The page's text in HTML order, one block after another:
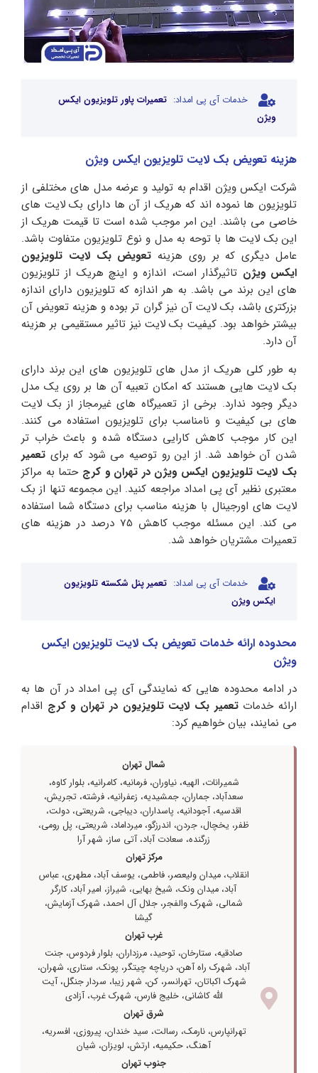
خدمات آی پی امداد: تعمیرات پاور تلویزیون ایکس
ویژن
هزینه تعویض بک لایت تلویزیون ایکس ویژن
شرکت ایکس ویژن اقدام به تولید و عرضه مدل های مختلفی از
تلویزیون ها نموده اند که هریک از آن ها دارای بک لایت های
خاصی می باشند. این امر موجب شده است تا قیمت هریک از
این بک لایت ها با توحه به مدل و نوع تلویزیون متفاوت باشد.
عامل دیگری که بر روی هزینه تعویض بک لایت تلویزیون
ایکس ویژن تاثیرگذار است، اندازه و اینچ هریک از تلویزیون
های این برند می باشد. به هر اندازه که تلویزیون دارای اندازه
بزرکتری باشد، بک لایت آن نیز گران تر بوده و هزینه تعویض آن
بیشتر خواهد بود. کیفیت بک لایت نیز تاثیر مستقیمی بر هزینه
آن دارد.
به طور کلی هریک از مدل های تلویزیون های این برند دارای
بک لایت هایی هستند که امکان تعبیه آن ها بر روی یک مدل
دیگر وجود ندارد. برخی از تعمیرگاه های غیرمجاز از بک لایت
های بی کیفیت و نامناسب برای تلویزیون استفاده می کنند.
این کار موجب کاهش کارایی دستگاه شده و باعث خراب تر
شدن آن خواهد شد. از این رو توصیه می شود که برای تعمیر
بک لایت تلویزیون ایکس ویژن در تهران و کرج حتما به مراکز
معتبری نظیر آی پی امداد مراجعه کنید. این مجموعه تنها از بک
لایت های اورجینال با هزینه مناسب برای دستگاه شما استفاده
می کند. این مسئله موجب کاهش 75 درصد در هزینه های
تعمیرات مشتریان خواهد شد.
خدمات آی پی امداد: تعمیر پنل شکسته تلویزیون
ایکس ویژن
محدوده ارائه خدمات تعویض بک لایت تلویزیون ایکس
ویژن
در ادامه محدوده هایی که نمایندگی آی پی امداد در آن ها به
ارائه خدماتتعمیر بک لایت تلویزیون در تهران و کرج اقدام
می نمایند، بیان خواهیم کرد:
شمال تهران
شمیرانات، الهیه، نیاوران، فرمانیه، کامرانیه، بلوار کاوه،
سعدآباد، جماران، جمشیدیه، زعفرانیه، فرشته، تجریش،
اقدسیه، آجودانیه، پاسداران، دیباجی، شریعتی، دولت،
ظفر، یخچال، جردن، اندرزگو، میرداماد، شریعتی، پل رومی،
زرگنده، سعادت آباد، آتی ساز، شهر آرا
مرکز تهران
انقلاب، میدان ولیعصر، فاطمی، یوسف آباد، مطهری، عباس
آباد، میدان ونک، شیخ بهایی، شیراز، امیر آباد، کارگر
شمالی، شهرک والفجر، جلال آل احمد، شهرک آزمایش،
گیشا
غرب تهران
صادقیه، ستارخان، توحید، مرزداران، بلوار فردوس، جنت
آباد، شهرک راه آهن، دریاچه چیتگر، پونک، ستاری، شهران،
شهرک اکباتان، تهرانسر، کن، شهر زیبا، سردار جنگل، آیت
الله کاشانی، خلیج فارس، شهرک غرب، آزادی
شرق تهران
تهرانپارس، نارمک، رسالت، سید خندان، پیروزی، افسریه،
آهنگ، حکیمیه، ارتش، لویزان، شیان
جنوب تهران